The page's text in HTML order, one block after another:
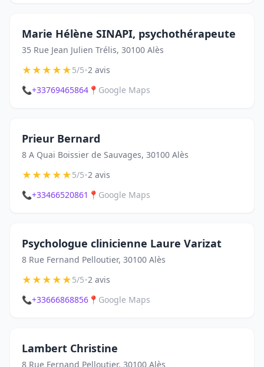
Marie Hélène SINAPI, psychothérapeute
35 Rue Jean Julien Trélis, 30100 Alès
★★★★★5/5•2 avis
📞+33769465864 📍 Google Maps
Prieur Bernard
8 A Quai Boissier de Sauvages, 30100 Alès
★★★★★5/5•2 avis
📞+33466520861 📍 Google Maps
Psychologue clinicienne Laure Varizat
8 Rue Fernand Pelloutier, 30100 Alès
★★★★★5/5•2 avis
📞+33666868856 📍 Google Maps
Lambert Christine
8 Rue Fernand Pelloutier, 30100 Alès